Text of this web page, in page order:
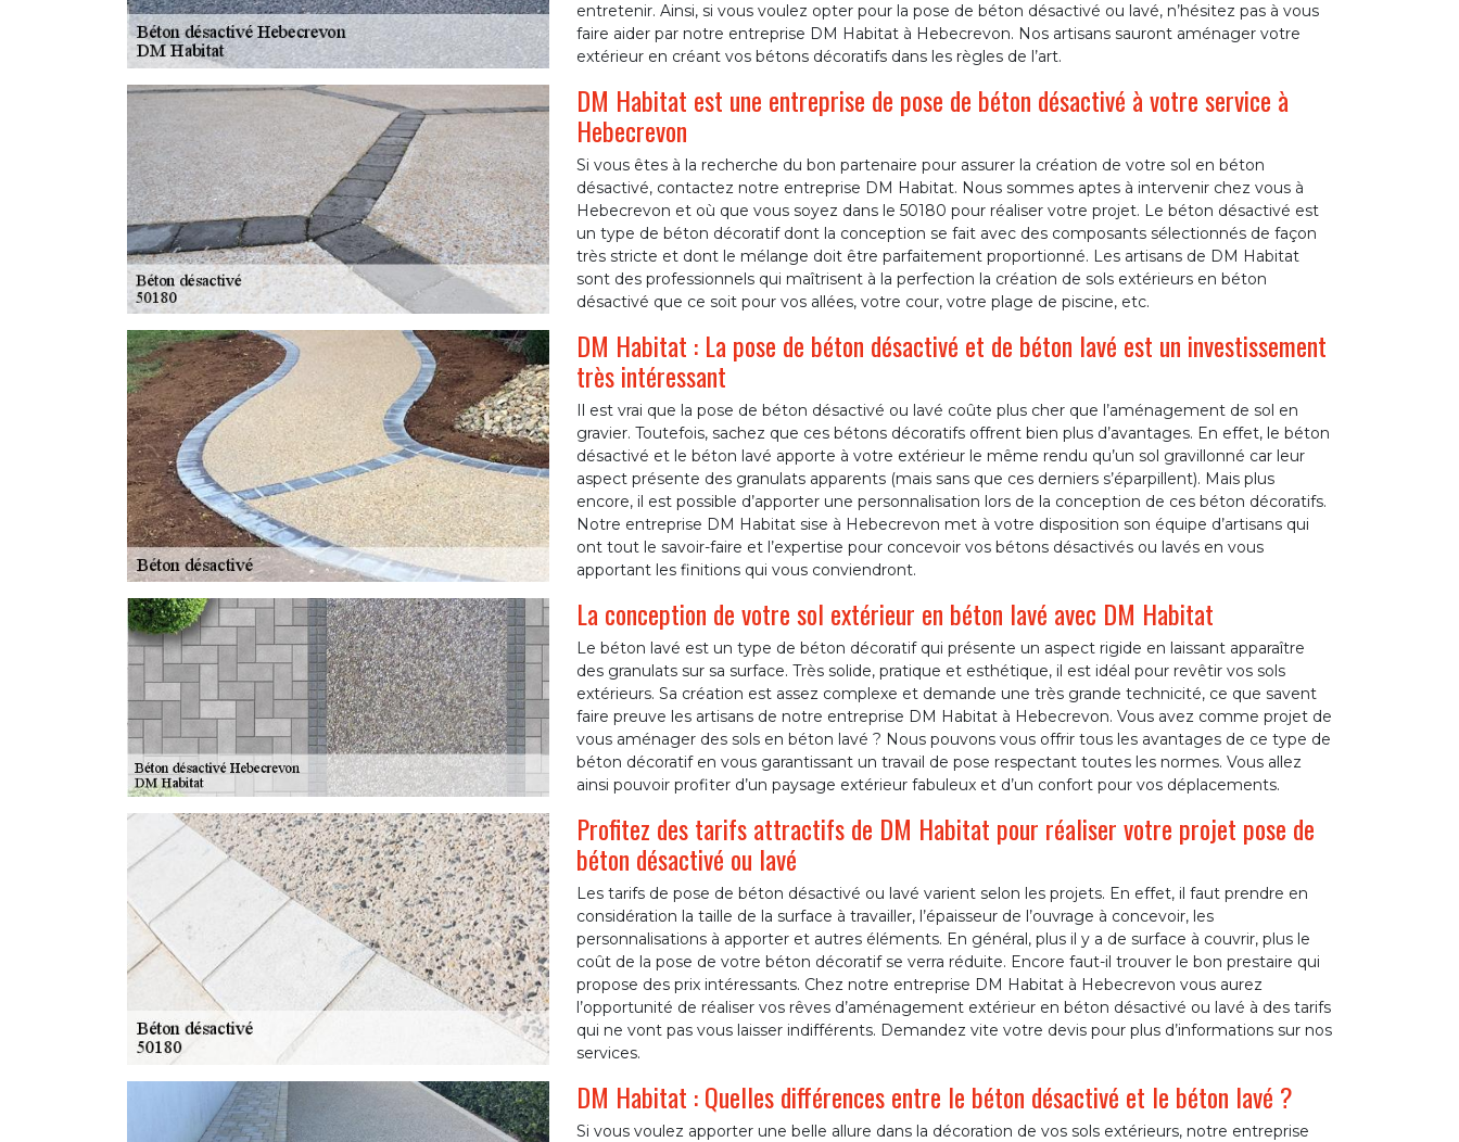
entretenir. Ainsi, si vous voulez opter pour la pose de béton désactivé ou lavé, n’hésitez pas à vous
faire aider par notre entreprise DM Habitat à Hebecrevon. Nos artisans sauront aménager votre
extérieur en créant vos bétons décoratifs dans les règles de l’art.
DM Habitat est une entreprise de pose de béton désactivé à votre service à
Hebecrevon
Si vous êtes à la recherche du bon partenaire pour assurer la création de votre sol en béton
désactivé, contactez notre entreprise DM Habitat. Nous sommes aptes à intervenir chez vous à
Hebecrevon et où que vous soyez dans le 50180 pour réaliser votre projet. Le béton désactivé est
un type de béton décoratif dont la conception se fait avec des composants sélectionnés de façon
très stricte et dont le mélange doit être parfaitement proportionné. Les artisans de DM Habitat
sont des professionnels qui maîtrisent à la perfection la création de sols extérieurs en béton
désactivé que ce soit pour vos allées, votre cour, votre plage de piscine, etc.
DM Habitat : La pose de béton désactivé et de béton lavé est un investissement
très intéressant
Il est vrai que la pose de béton désactivé ou lavé coûte plus cher que l’aménagement de sol en
gravier. Toutefois, sachez que ces bétons décoratifs offrent bien plus d’avantages. En effet, le béton
désactivé et le béton lavé apporte à votre extérieur le même rendu qu’un sol gravillonné car leur
aspect présente des granulats apparents (mais sans que ces derniers s’éparpillent). Mais plus
encore, il est possible d’apporter une personnalisation lors de la conception de ces béton décoratifs.
Notre entreprise DM Habitat sise à Hebecrevon met à votre disposition son équipe d’artisans qui
ont tout le savoir-faire et l’expertise pour concevoir vos bétons désactivés ou lavés en vous
apportant les finitions qui vous conviendront.
La conception de votre sol extérieur en béton lavé avec DM Habitat
Le béton lavé est un type de béton décoratif qui présente un aspect rigide en laissant apparaître
des granulats sur sa surface. Très solide, pratique et esthétique, il est idéal pour revêtir vos sols
extérieurs. Sa création est assez complexe et demande une très grande technicité, ce que savent
faire preuve les artisans de notre entreprise DM Habitat à Hebecrevon. Vous avez comme projet de
vous aménager des sols en béton lavé ? Nous pouvons vous offrir tous les avantages de ce type de
béton décoratif en vous garantissant un travail de pose respectant toutes les normes. Vous allez
ainsi pouvoir profiter d’un paysage extérieur fabuleux et d’un confort pour vos déplacements.
Profitez des tarifs attractifs de DM Habitat pour réaliser votre projet pose de
béton désactivé ou lavé
Les tarifs de pose de béton désactivé ou lavé varient selon les projets. En effet, il faut prendre en
considération la taille de la surface à travailler, l’épaisseur de l’ouvrage à concevoir, les
personnalisations à apporter et autres éléments. En général, plus il y a de surface à couvrir, plus le
coût de la pose de votre béton décoratif se verra réduite. Encore faut-il trouver le bon prestaire qui
propose des prix intéressants. Chez notre entreprise DM Habitat à Hebecrevon vous aurez
l’opportunité de réaliser vos rêves d’aménagement extérieur en béton désactivé ou lavé à des tarifs
qui ne vont pas vous laisser indifférents. Demandez vite votre devis pour plus d’informations sur nos
services.
DM Habitat : Quelles différences entre le béton désactivé et le béton lavé ?
Si vous voulez apporter une belle allure dans la décoration de vos sols extérieurs, notre entreprise